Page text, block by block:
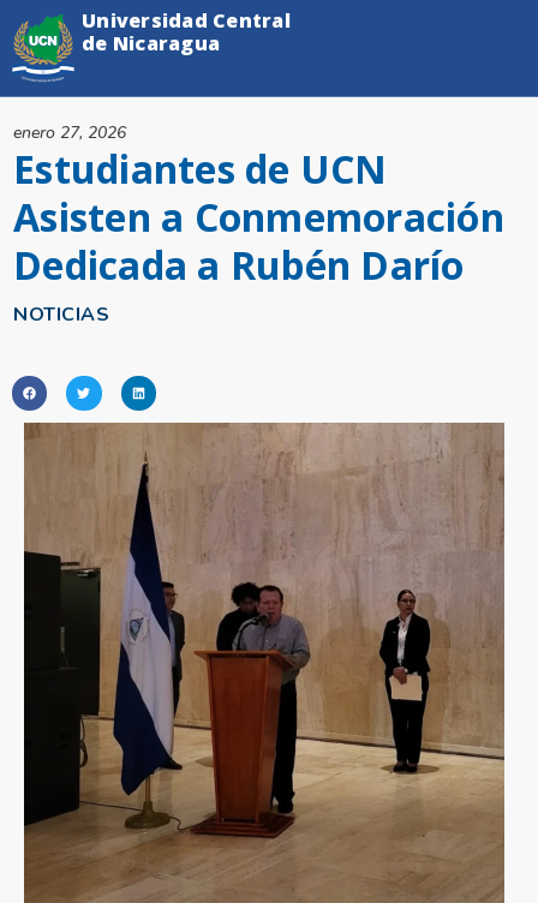
NOTICIAS
Estudiantes de UCN
Asisten a Conmemoración
Dedicada a Rubén Darío
enero 27, 2026
Universidad Central
de Nicaragua